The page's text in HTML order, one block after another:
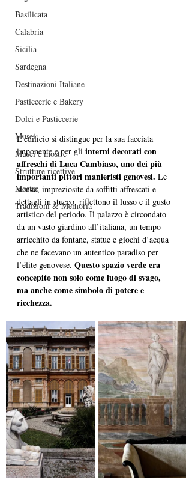
Basilicata
Calabria
Sicilia
Sardegna
Destinazioni Italiane
Pasticcerie e Bakery
Dolci e Pasticcerie
Musei
Musei e mostre
Strutture ricettive
Mostre
Tradizioni & Memoria
L’edificio si distingue per la sua facciata
imponente e per gli interni decorati con
affreschi di Luca Cambiaso, uno dei più
importanti pittori manieristi genovesi. Le
stanze, impreziosite da soffitti affrescati e
dettagli in stucco, riflettono il lusso e il gusto
artistico del periodo. Il palazzo è circondato
da un vasto giardino all’italiana, un tempo
arricchito da fontane, statue e giochi d’acqua
che ne facevano un autentico paradiso per
l’élite genovese. Questo spazio verde era
concepito non solo come luogo di svago,
ma anche come simbolo di potere e
ricchezza.